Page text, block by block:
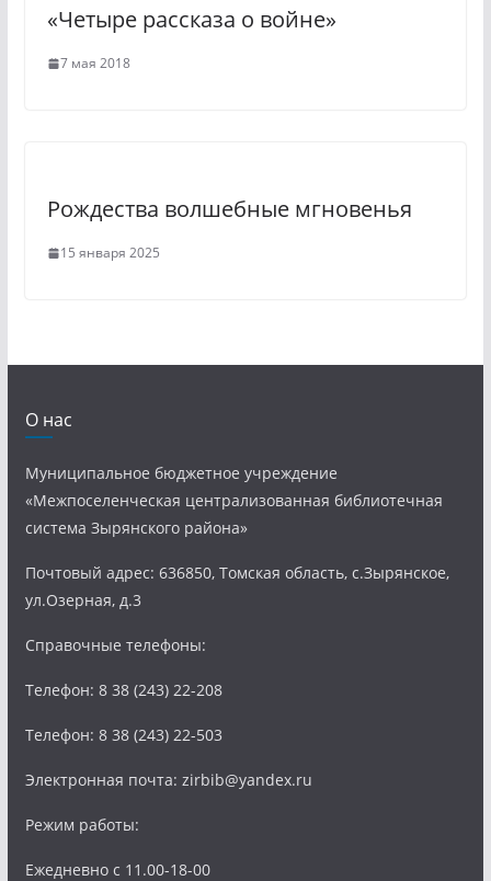
«Четыре рассказа о войне»
7 мая 2018
Рождества волшебные мгновенья
15 января 2025
О нас
Муниципальное бюджетное учреждение
«Межпоселенческая централизованная библиотечная
система Зырянского района»
Почтовый адрес: 636850, Томская область, с.Зырянское,
ул.Озерная, д.3
Справочные телефоны:
Телефон: 8 38 (243) 22-208
Телефон: 8 38 (243) 22-503
Электронная почта: zirbib@yandex.ru
Режим работы:
Ежедневно с 11.00-18-00